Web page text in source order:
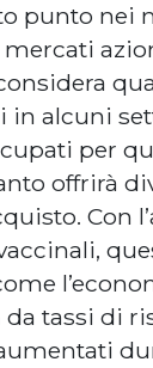
punto nei
in alcuni
per
offrirà
Con
da tassi di